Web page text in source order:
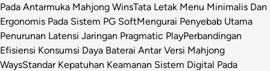
Pada Antarmuka Mahjong WinsTata Letak Menu Minimalis Dan
Ergonomis Pada Sistem PG SoftMengurai Penyebab Utama
Penurunan Latensi Jaringan Pragmatic PlayPerbandingan
Efisiensi Konsumsi Daya Baterai Antar Versi Mahjong
WaysStandar Kepatuhan Keamanan Sistem Digital Pada